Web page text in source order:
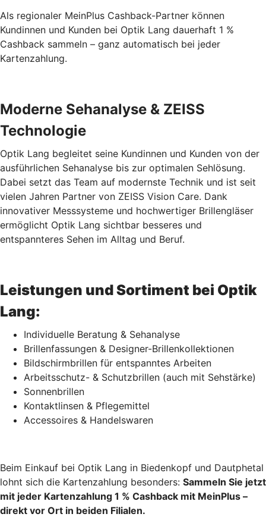
Als regionaler MeinPlus Cashback-Partner können
Kundinnen und Kunden bei Optik Lang dauerhaft 1 %
Cashback sammeln – ganz automatisch bei jeder
Kartenzahlung.
Moderne Sehanalyse & ZEISS
Technologie
Optik Lang begleitet seine Kundinnen und Kunden von der
ausführlichen Sehanalyse bis zur optimalen Sehlösung.
Dabei setzt das Team auf modernste Technik und ist seit
vielen Jahren Partner von ZEISS Vision Care. Dank
innovativer Messsysteme und hochwertiger Brillengläser
ermöglicht Optik Lang sichtbar besseres und
entspannteres Sehen im Alltag und Beruf.
Leistungen und Sortiment bei Optik
Lang:
Individuelle Beratung & Sehanalyse
Brillenfassungen & Designer-Brillenkollektionen
Bildschirmbrillen für entspanntes Arbeiten
Arbeitsschutz- & Schutzbrillen (auch mit Sehstärke)
Sonnenbrillen
Kontaktlinsen & Pflegemittel
Accessoires & Handelswaren
Beim Einkauf bei Optik Lang in Biedenkopf und Dautphetal
lohnt sich die Kartenzahlung besonders: Sammeln Sie jetzt
mit jeder Kartenzahlung 1 % Cashback mit MeinPlus –
direkt vor Ort in beiden Filialen.